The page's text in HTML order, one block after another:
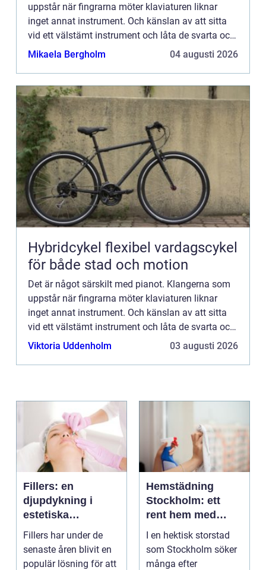
uppstår när fingrarna möter klaviaturen liknar
inget annat instrument. Och känslan av att sitta
vid ett välstämt instrument och låta de svarta och
vi...
Mikaela Bergholm 04 augusti 2026
Hybridcykel flexibel vardagscykel
för både stad och motion
Det är något särskilt med pianot. Klangerna som
uppstår när fingrarna möter klaviaturen liknar
inget annat instrument. Och känslan av att sitta
vid ett välstämt instrument och låta de svarta och
vi...
Viktoria Uddenholm 03 augusti 2026
Fillers: en
djupdykning i
estetiska
behandlingar
Fillers har under de
senaste åren blivit en
populär lösning för att
Hemstädning
Stockholm: ett
rent hem med
perfekt glans
I en hektisk storstad
som Stockholm söker
många efter